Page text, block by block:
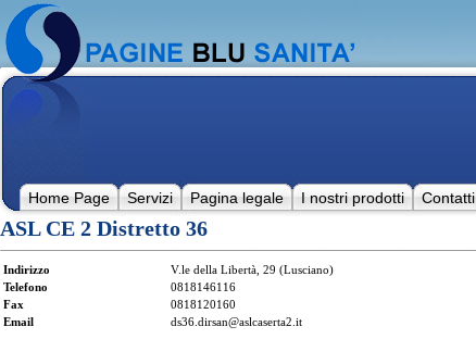
Home Page Servizi Pagina legale I nostri prodotti Contatti
ASL CE 2 Distretto 36
Indirizzo
V.le della Libertà, 29 (Lusciano)
Telefono
0818146116
Fax
0818120160
Email
ds36.dirsan@aslcaserta2.it